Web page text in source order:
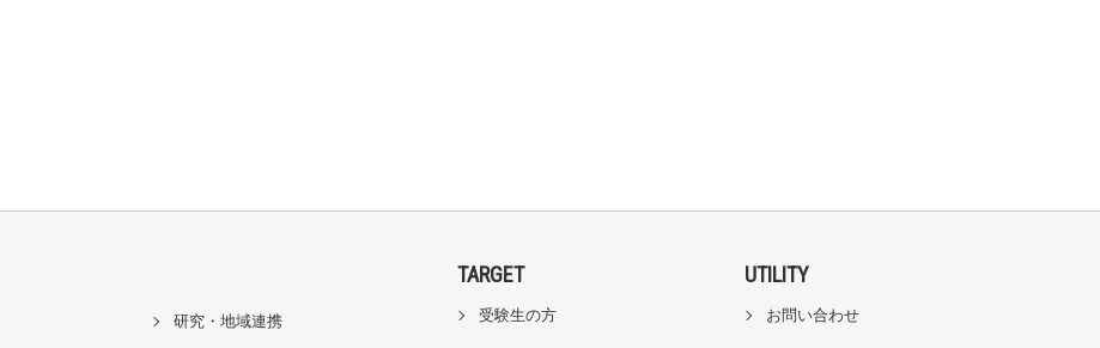
研究・地域連携
TARGET
受験生の方
UTILITY
お問い合わせ